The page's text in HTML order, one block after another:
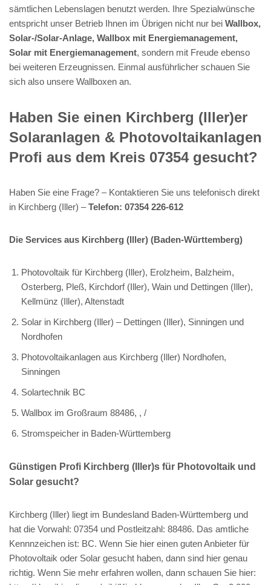
sämtlichen Lebenslagen benutzt werden. Ihre Spezialwünsche
entspricht unser Betrieb Ihnen im Übrigen nicht nur bei Wallbox,
Solar-/Solar-Anlage, Wallbox mit Energiemanagement,
Solar mit Energiemanagement, sondern mit Freude ebenso
bei weiteren Erzeugnissen. Einmal ausführlicher schauen Sie
sich also unsere Wallboxen an.
Haben Sie einen Kirchberg (Iller)er
Solaranlagen & Photovoltaikanlagen
Profi aus dem Kreis 07354 gesucht?
Haben Sie eine Frage? – Kontaktieren Sie uns telefonisch direkt
in Kirchberg (Iller) –Telefon: 07354 226-612
Die Services aus Kirchberg (Iller) (Baden-Württemberg)
Photovoltaik für Kirchberg (Iller), Erolzheim, Balzheim,
Osterberg, Pleß, Kirchdorf (Iller), Wain und Dettingen (Iller),
Kellmünz (Iller), Altenstadt
Solar in Kirchberg (Iller) – Dettingen (Iller), Sinningen und
Nordhofen
Photovoltaikanlagen aus Kirchberg (Iller) Nordhofen,
Sinningen
Solartechnik BC
Wallbox im Großraum 88486, , /
Stromspeicher in Baden-Württemberg
Günstigen Profi Kirchberg (Iller)s für Photovoltaik und
Solar gesucht?
Kirchberg (Iller) liegt im Bundesland Baden-Württemberg und
hat die Vorwahl: 07354 und Postleitzahl: 88486. Das amtliche
Kennnzeichen ist: BC. Wenn Sie hier einen guten Anbieter für
Photovoltaik oder Solar gesucht haben, dann sind hier genau
richtig. Wenn Sie mehr erfahren wollen, dann schauen Sie hier: